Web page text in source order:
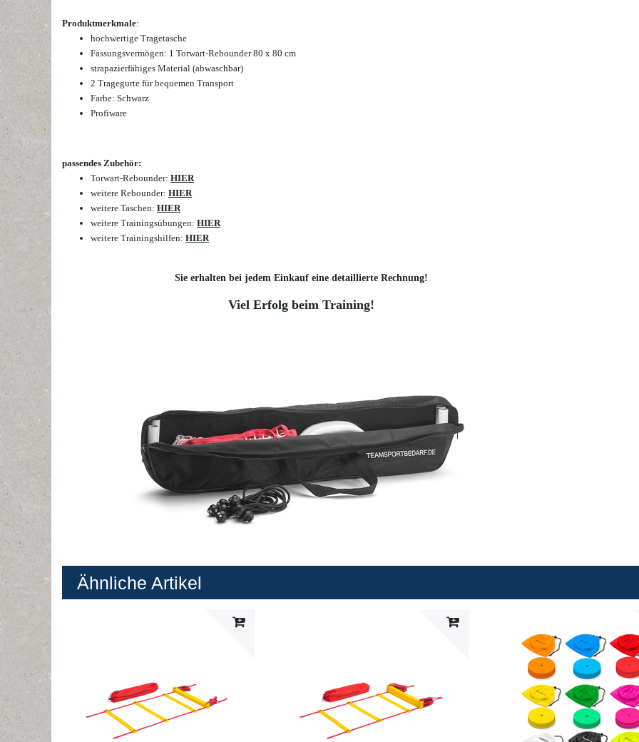
Produktmerkmale:
hochwertige Tragetasche
Fassungsvermögen: 1 Torwart-Rebounder 80 x 80 cm
strapazierfähiges Material (abwaschbar)
2 Tragegurte für bequemen Transport
Farbe: Schwarz
Profiware
passendes Zubehör:
Torwart-Rebounder: HIER
weitere Rebounder: HIER
weitere Taschen: HIER
weitere Trainingsübungen: HIER
weitere Trainingshilfen: HIER
Sie erhalten bei jedem Einkauf eine detaillierte Rechnung!
Viel Erfolg beim Training!
Ähnliche Artikel